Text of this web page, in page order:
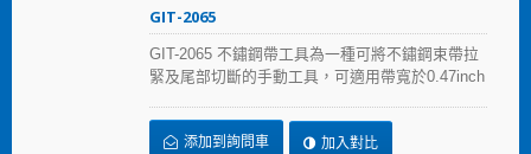
GIT-2065
GIT-2065 不鏽鋼帶工具為一種可將不鏽鋼束帶拉
緊及尾部切斷的手動工具，可適用帶寬於0.47inch
多次使用仍維持一致的強度，並具符合人體工學
的防滑緩衝手柄。
添加到詢問車 加入對比